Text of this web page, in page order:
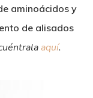
aminoácidos y
de alisados
aquí.